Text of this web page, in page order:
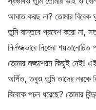
আঘাত করছ না? তোমার বিবেক
তুমি বাস্তবে প্রবেশ করো না,
নির্লজ্জভাবে নিজের
তোমার লজ্জাশরম কিছুই নেই!
অর্পিত, তবুও তুমি তাদের
বিবেকে পচন ধরেছে? তোমার